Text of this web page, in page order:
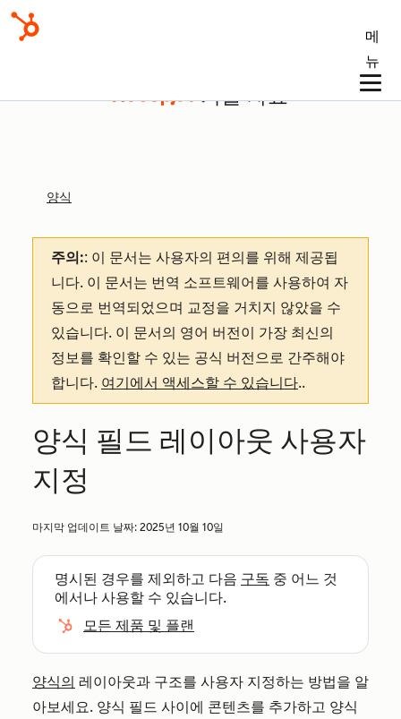
메
뉴
기술 자료
양식
주의:: 이 문서는 사용자의 편의를 위해 제공됩
니다. 이 문서는 번역 소프트웨어를 사용하여 자
동으로 번역되었으며 교정을 거치지 않았을 수
있습니다. 이 문서의 영어 버전이 가장 최신의
정보를 확인할 수 있는 공식 버전으로 간주해야
합니다. 여기에서 액세스할 수 있습니다..
양식 필드 레이아웃 사용자
지정
마지막 업데이트 날짜: 2025년 10월 10일
명시된 경우를 제외하고 다음 구독 중 어느 것
에서나 사용할 수 있습니다.
모든 제품 및 플랜
양식의 레이아웃과 구조를 사용자 지정하는 방법을 알
아보세요. 양식 필드 사이에 콘텐츠를 추가하고 양식